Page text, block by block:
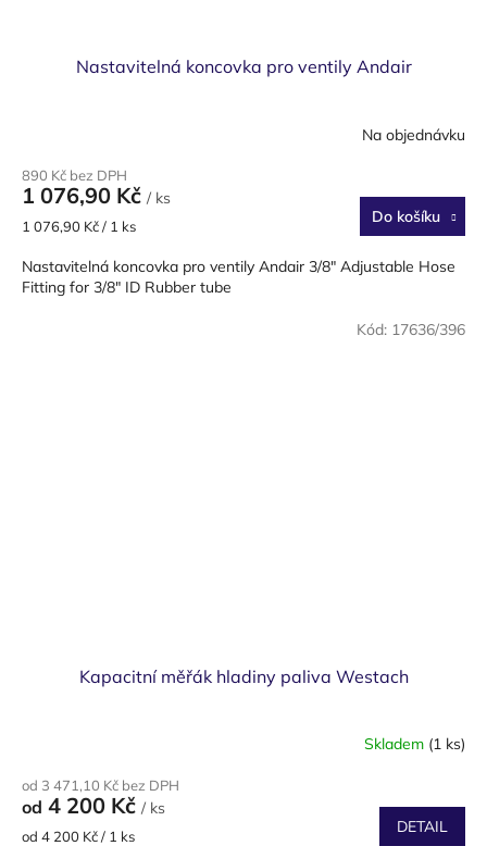
Nastavitelná koncovka pro ventily Andair
Na objednávku
890 Kč bez DPH
1 076,90 Kč / ks
Měrná
1 076,90 Kč / 1 ks Do košíku
Nastavitelná koncovka pro ventily Andair 3/8" Adjustable Hose
Fitting for 3/8" ID Rubber tube
Kapacitní měřák hladiny paliva Westach
Skladem (1 ks)
od 3 471,10 Kč bez DPH
od 4 200 Kč / ks
Měrná
od 4 200 Kč / 1 ks DETAIL
Kód: 17636/396